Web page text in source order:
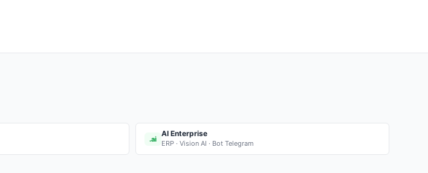
.ai
AI Enterprise
ERP · Vision AI · Bot Telegram